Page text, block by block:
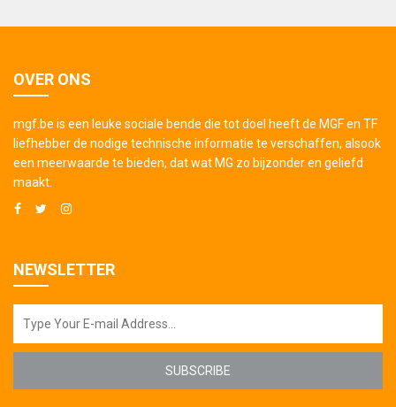
OVER ONS
mgf.be is een leuke sociale bende die tot doel heeft de MGF en TF
liefhebber de nodige technische informatie te verschaffen, alsook
een meerwaarde te bieden, dat wat MG zo bijzonder en geliefd
maakt.
NEWSLETTER
SUBSCRIBE